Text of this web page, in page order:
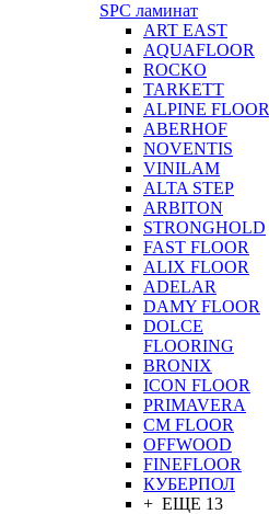
SPC ламинат
ART EAST
AQUAFLOOR
ROCKO
TARKETT
ALPINE FLOOR
ABERHOF
NOVENTIS
VINILAM
ALTA STEP
ARBITON
STRONGHOLD
FAST FLOOR
ALIX FLOOR
ADELAR
DAMY FLOOR
DOLCE
FLOORING
BRONIX
ICON FLOOR
PRIMAVERA
CM FLOOR
OFFWOOD
FINEFLOOR
КУБЕРПОЛ
+ ЕЩЕ 13